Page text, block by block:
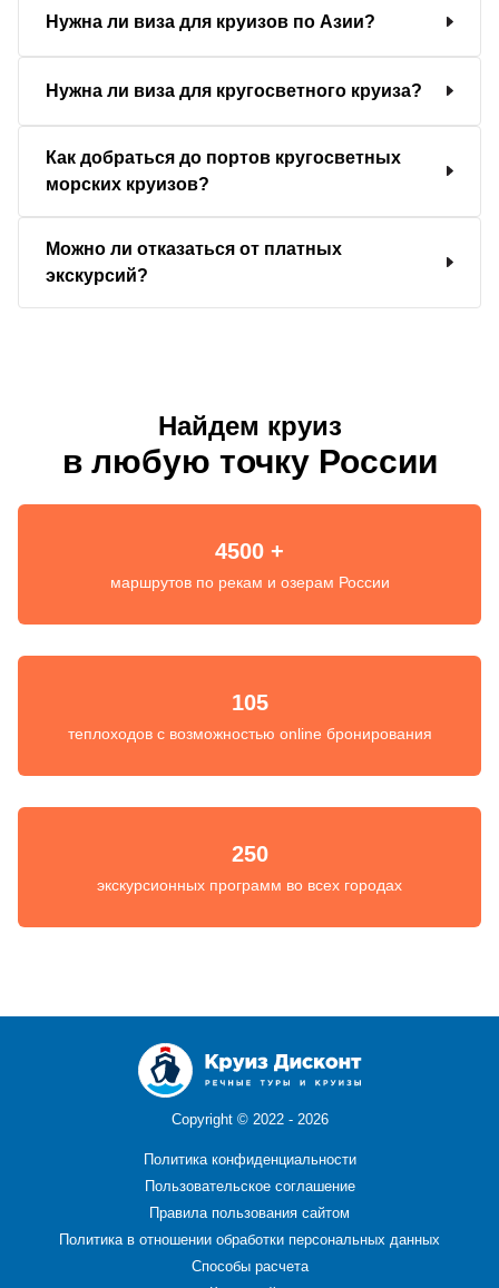
Нужна ли виза для круизов по Азии?
Нужна ли виза для кругосветного круиза?
Как добраться до портов кругосветных
морских круизов?
Можно ли отказаться от платных
экскурсий?
Найдем круиз
в любую точку России
4500 +
маршрутов по рекам и озерам России
105
теплоходов с возможностью online бронирования
250
экскурсионных программ во всех городах
Copyright © 2022 - 2026
Политика конфиденциальности
Пользовательское соглашение
Правила пользования сайтом
Политика в отношении обработки персональных данных
Способы расчета